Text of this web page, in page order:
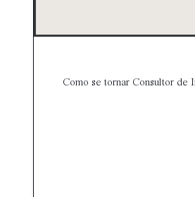
Como se tornar Consultor de